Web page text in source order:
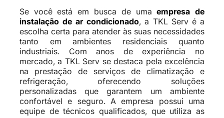
Se você está em busca de umaempresa de
instalação de ar condicionado, a TKL Serv é a
escolha certa para atender às suas necessidades
tanto em ambientes residenciais quanto
industriais. Com anos de experiência no
mercado, a TKL Serv se destaca pela excelência
na prestação de serviços de climatização e
refrigeração, oferecendo soluções
personalizadas que garantem um ambiente
confortável e seguro. A empresa possui uma
equipe de técnicos qualificados, que utiliza as